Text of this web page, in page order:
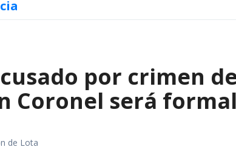
por crimen
Coronel será
de Lota